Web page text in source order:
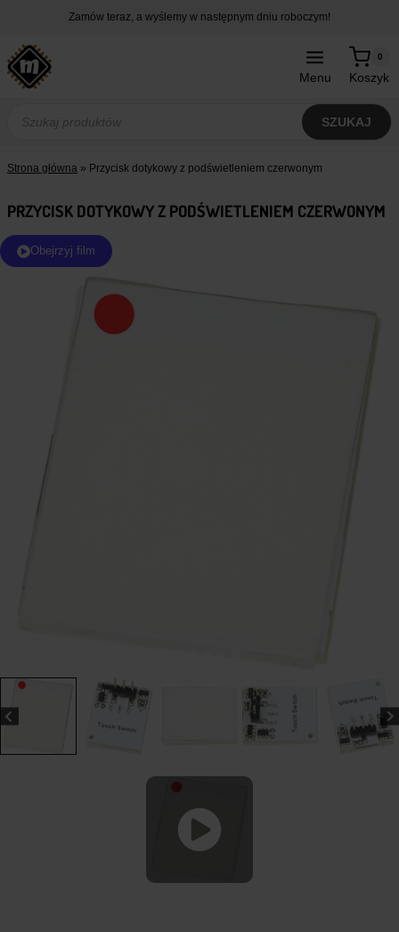
treści
Zamów teraz, a wyślemy w następnym dniu roboczym!
Menu Koszyk
0
produktów
SZUKAJ
Strona główna » Przycisk dotykowy z podświetleniem czerwonym
PRZYCISK DOTYKOWY Z PODŚWIETLENIEM CZERWONYM
Obejrzyj film